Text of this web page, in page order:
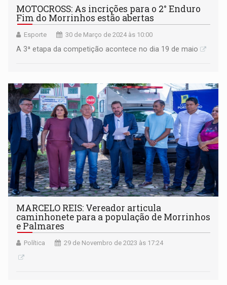
MOTOCROSS: As incrições para o 2° Enduro
Fim do Morrinhos estão abertas
Esporte 30 de Março de 2024 às 10:00
A 3ª etapa da competição acontece no dia 19 de maio
MARCELO REIS: Vereador articula
caminhonete para a população de Morrinhos
e Palmares
Política 29 de Novembro de 2023 às 17:24